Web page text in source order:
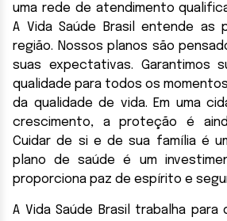
uma rede de atendimento
A Vida Saúde Brasil entende as
região. Nossos planos são
suas expectativas. Garantimos
qualidade para todos os
da qualidade de vida. Em uma
crescimento, a proteção é
Cuidar de si e de sua família é
plano de saúde é um
proporciona paz de espírito e
A Vida Saúde Brasil trabalha